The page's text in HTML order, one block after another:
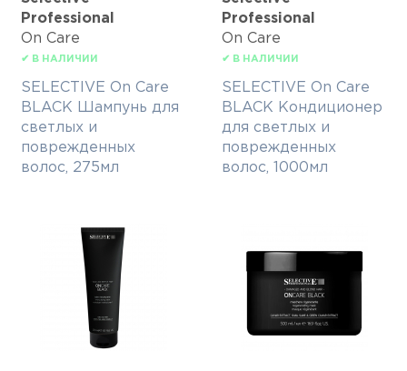
Professional
On Care
✔ В НАЛИЧИИ
SELECTIVE On Care
BLACK Шампунь для
светлых и
поврежденных
волос, 275мл
Professional
On Care
✔ В НАЛИЧИИ
SELECTIVE On Care
BLACK Кондиционер
для светлых и
поврежденных
волос, 1000мл